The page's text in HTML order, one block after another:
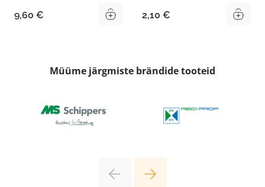
9,60 € 2,10 €
Müüme järgmiste brändide tooteid